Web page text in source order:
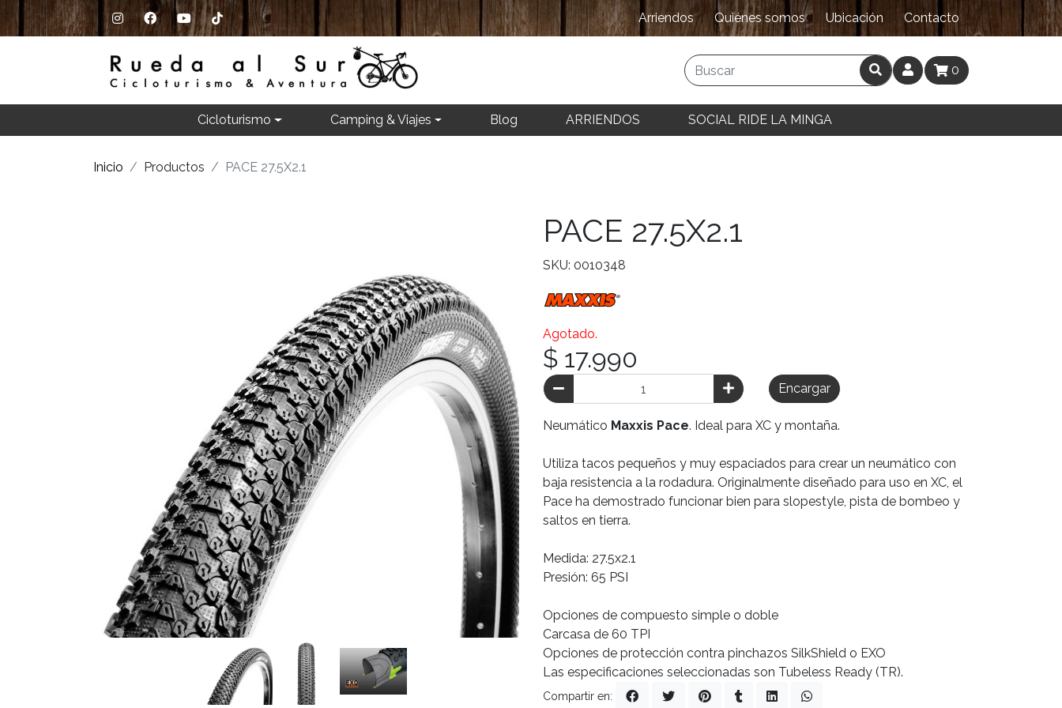
Arriendos Quiénes somos Ubicación Contacto
0
Cicloturismo Camping & Viajes Blog ARRIENDOS SOCIAL RIDE LA MINGA
Inicio Productos PACE 27.5X2.1
PACE 27.5X2.1
SKU: 0010348
Agotado.
$ 17.990
Encargar
Neumático Maxxis Pace. Ideal para XC y montaña.
Utiliza tacos pequeños y muy espaciados para crear un neumático con
baja resistencia a la rodadura. Originalmente diseñado para uso en XC, el
Pace ha demostrado funcionar bien para slopestyle, pista de bombeo y
saltos en tierra.
Medida: 27.5x2.1
Presión: 65 PSI
Opciones de compuesto simple o doble
Carcasa de 60 TPI
Opciones de protección contra pinchazos SilkShield o EXO
Las especificaciones seleccionadas son Tubeless Ready (TR).
Compartir en: